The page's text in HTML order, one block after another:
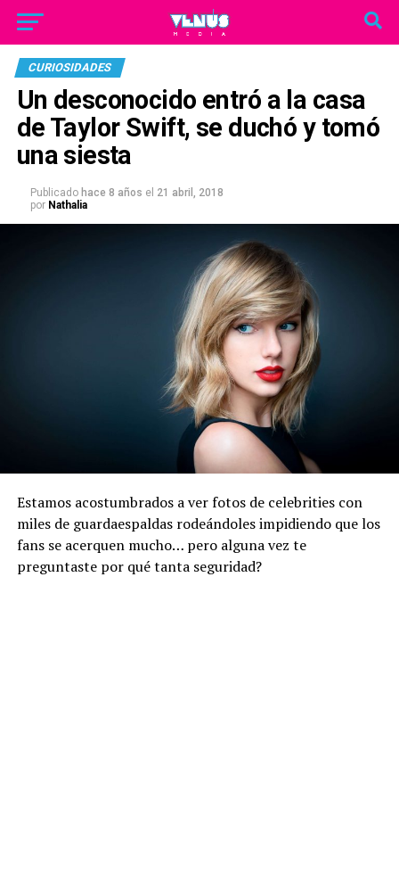
CURIOSIDADES
Un desconocido entró a la casa
de Taylor Swift, se duchó y tomó
una siesta
Publicado hace 8 años el 21 abril, 2018
por Nathalia
Estamos acostumbrados a ver fotos de celebrities con
miles de guardaespaldas rodeándoles impidiendo que los
fans se acerquen mucho… pero alguna vez te
preguntaste por qué tanta seguridad?